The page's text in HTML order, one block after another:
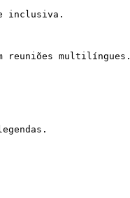
inclusiva.
reuniões multilíngues.